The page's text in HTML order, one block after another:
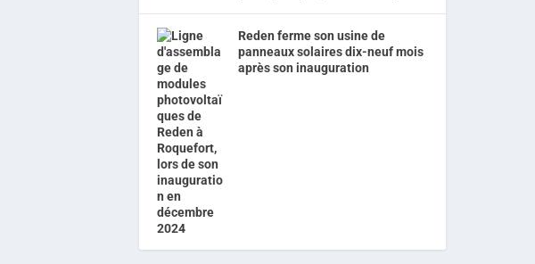
Reden ferme son usine de
panneaux solaires dix-neuf mois
après son inauguration